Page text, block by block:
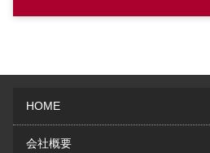
HOME
会社概要